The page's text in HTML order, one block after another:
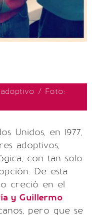
/ Foto:
Unidos, en 1977,
adoptivos,
con tan solo
De esta
creció en el
y Guillermo
pero que se